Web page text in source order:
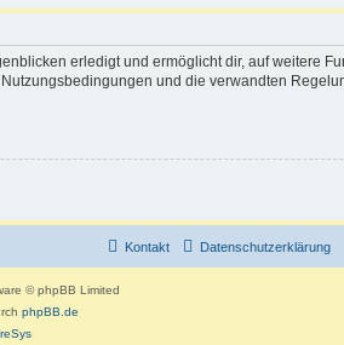
erledigt und ermöglicht dir, auf weitere
und die verwandten
Datenschutzerklärung
Kontakt
© phpBB Limited
phpBB.de